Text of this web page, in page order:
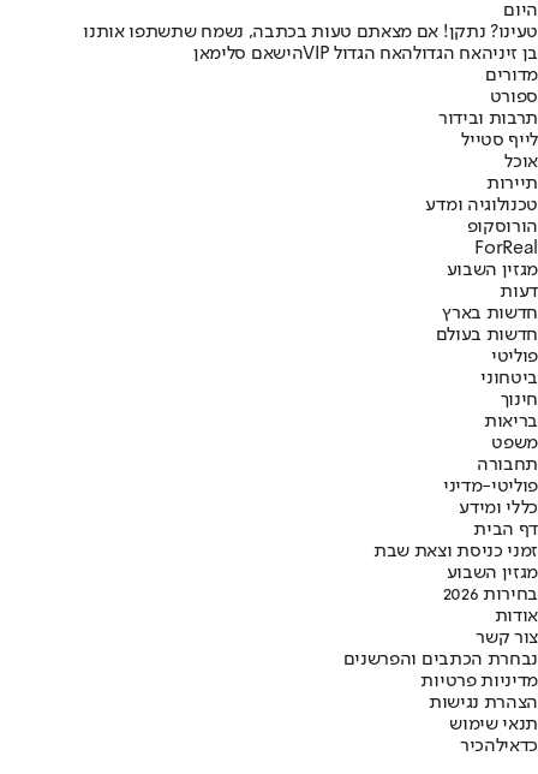
היום
טעינו? נתקן! אם מצאתם טעות בכתבה, נשמח שתשתפו אותנו
בן זיניהאח הגדולהאח הגדול VIP
הישאם סלימאן
מדורים
ספורט
תרבות ובידור
לייף סטייל
אוכל
תיירות
טכנולוגיה ומדע
הורוסקופ
ForReal
מגזין השבוע
דעות
חדשות בארץ
חדשות בעולם
פוליטי
ביטחוני
חינוך
בריאות
משפט
תחבורה
פוליטי-מדיני
כללי ומידע
דף הבית
זמני כניסת וצאת שבת
מגזין השבוע
בחירות 2026
אודות
צור קשר
נבחרת הכתבים והפרשנים
מדיניות פרטיות
הצהרת נגישות
תנאי שימוש
כדאילהכיר